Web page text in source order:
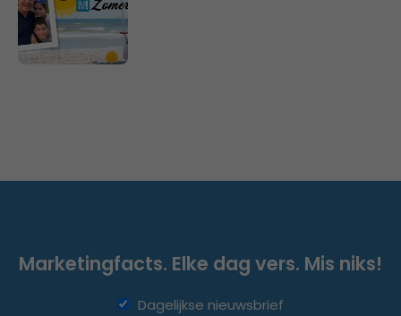
Marketingfacts. Elke dag vers. Mis niks!
Dagelijkse nieuwsbrief